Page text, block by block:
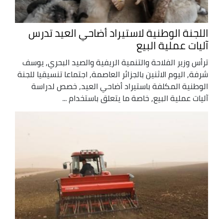
اللجنة الوطنية لاستيراد أضاحي العيد تدرس
آليات عملية البيع
ترأس وزير الفلاحة والتنمية الريفية والصيد البحري, يوسف
شرفة, اليوم الاثنين بالجزائر العاصمة, اجتماعا تنسيقيا للجنة
الوطنية المكلفة باستيراد أضاحي العيد, خصص لدراسة
آليات عملية البيع, خاصة ما يتعلق باستخدام ...